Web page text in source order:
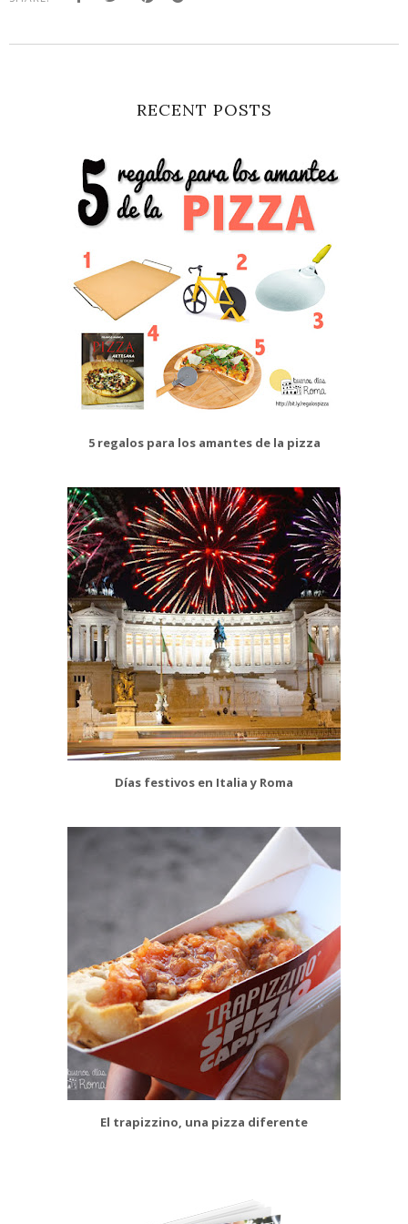
RECENT POSTS
5 regalos para los amantes de la pizza
Días festivos en Italia y Roma
El trapizzino, una pizza diferente